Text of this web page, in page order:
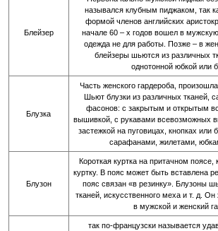
Блейзер
назывался клубным пиджаком, так
формой членов английских
начале 60 – х годов вошел в
одежда не для работы. Позже – в
блейзеры шьются из различных
однотонной юбкой или
Блузка
Часть женского гардероба,
Шьют блузки из различных тканей,
фасонов: с закрытым и открытым
вышивкой, с рукавами всевозможных
застежкой на пуговицах, кнопках или
сарафанами, жилетами,
Блузон
Короткая куртка на притачном поясе,
куртку. В пояс может быть вставлена
пояс связан «в резинку». Блузоны
тканей, искусственного меха и т. д.
в мужской и женский
так по-французски называется